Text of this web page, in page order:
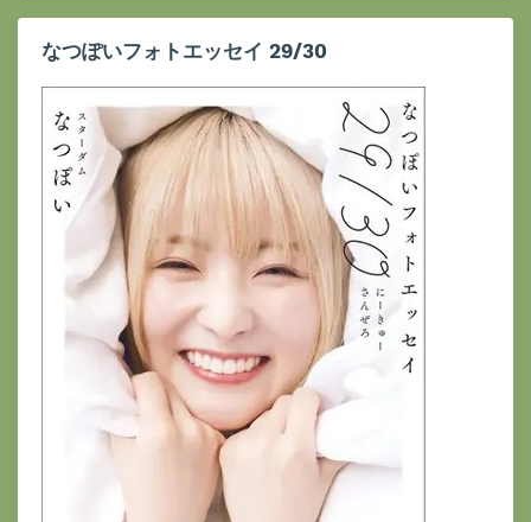
なつぽいフォトエッセイ 29/30